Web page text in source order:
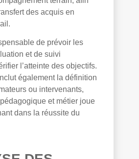
des acquis en
de prévoir les
et de suivi
l’atteinte des objectifs.
également la définition
ou intervenants,
et métier joue
dans la réussite du